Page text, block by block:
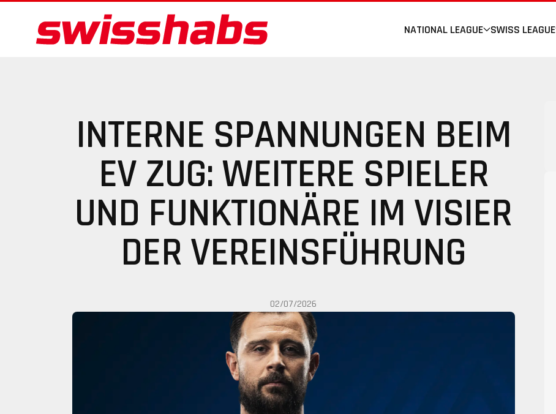
NATIONAL LEAGUE SWISS LEAGUE
INTERNE SPANNUNGEN BEIM
EV ZUG: WEITERE SPIELER
UND FUNKTIONÄRE IM VISIER
DER VEREINSFÜHRUNG
02/07/2026